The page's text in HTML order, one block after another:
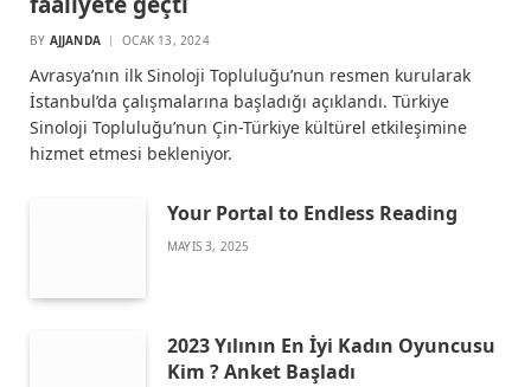
BY AJJANDA OCAK 13, 2024
Avrasya’nın ilk Sinoloji Topluluğu’nun resmen kurularak
İstanbul’da çalışmalarına başladığı açıklandı. Türkiye
Sinoloji Topluluğu’nun Çin-Türkiye kültürel etkileşimine
hizmet etmesi bekleniyor.
Your Portal to Endless Reading
MAYIS 3, 2025
2023 Yılının En İyi Kadın Oyuncusu
Kim ? Anket Başladı